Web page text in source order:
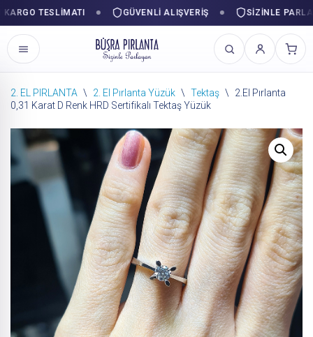
TESLIMATI GÜVENLI ALIŞVERIŞ SIZINLE
İçeriğe
2. EL PIRLANTA \ 2. El Pırlanta Yüzük \ Tektaş \
2.El Pırlanta
0,31 Karat D Renk HRD Sertifikalı Tektaş Yüzük